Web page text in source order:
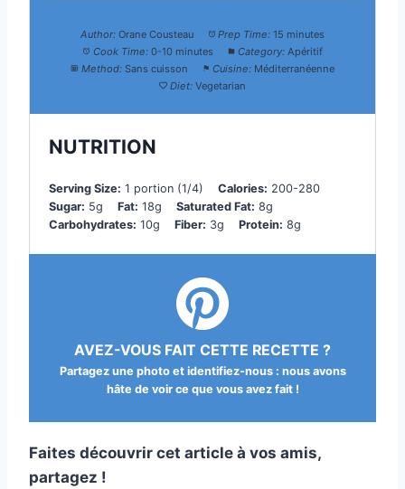
Author: Orane Cousteau Prep Time: 15 minutes
Cook Time: 0-10 minutes Category: Apéritif
Method: Sans cuisson Cuisine: Méditerranéenne
Diet: Vegetarian
NUTRITION
Serving Size: 1 portion (1/4) Calories: 200-280
Sugar: 5g Fat: 18g Saturated Fat: 8g
Carbohydrates: 10g Fiber: 3g Protein: 8g
AVEZ-VOUS FAIT CETTE RECETTE ?
Partagez une photo et identifiez-nous : nous avons
hâte de voir ce que vous avez fait !
Faites découvrir cet article à vos amis,
partagez !